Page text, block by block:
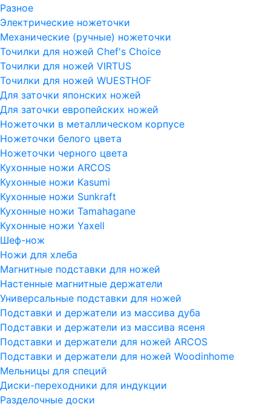
Разное
Электрические ножеточки
Механические (ручные) ножеточки
Точилки для ножей Chef's Choice
Точилки для ножей VIRTUS
Точилки для ножей WUESTHOF
Для заточки японских ножей
Для заточки европейских ножей
Ножеточки в металлическом корпусе
Ножеточки белого цвета
Ножеточки черного цвета
Кухонные ножи ARCOS
Кухонные ножи Kasumi
Кухонные ножи Sunkraft
Кухонные ножи Tamahagane
Кухонные ножи Yaxell
Шеф-нож
Ножи для хлеба
Магнитные подставки для ножей
Настенные магнитные держатели
Универсальные подставки для ножей
Подставки и держатели из массива дуба
Подставки и держатели из массива ясеня
Подставки и держатели для ножей ARCOS
Подставки и держатели для ножей Woodinhome
Мельницы для специй
Диски-переходники для индукции
Разделочные доски